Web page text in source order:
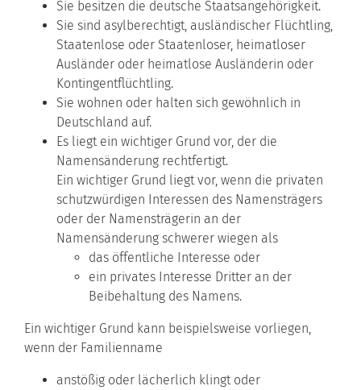
Sie besitzen die deutsche Staatsangehörigkeit.
Sie sind asylberechtigt, ausländischer Flüchtling,
Staatenlose oder Staatenloser, heimatloser
Ausländer oder heimatlose Ausländerin oder
Kontingentflüchtling.
Sie wohnen oder halten sich gewöhnlich in
Deutschland auf.
Es liegt ein wichtiger Grund vor, der die
Namensänderung rechtfertigt.
Ein wichtiger Grund liegt vor, wenn die privaten
schutzwürdigen Interessen des Namensträgers
oder der Namensträgerin an der
Namensänderung schwerer wiegen als
das öffentliche Interesse oder
ein privates Interesse Dritter an der
Beibehaltung des Namens.
Ein wichtiger Grund kann beispielsweise vorliegen,
wenn der Familienname
anstößig oder lächerlich klingt oder